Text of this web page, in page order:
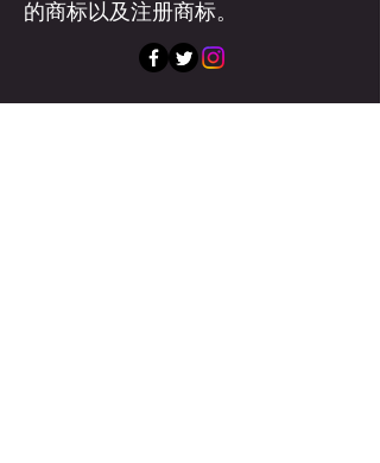
的商标以及注册商标。